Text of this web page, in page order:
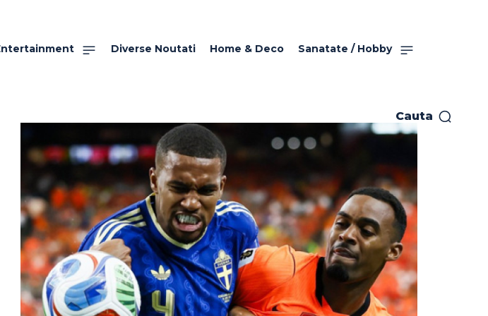
Diverse Noutati Home & Deco Sanatate / Hobby
Cauta